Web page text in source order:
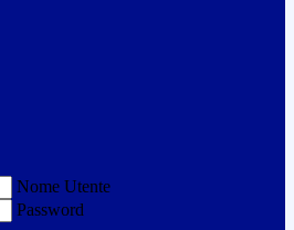
Nome Utente
Password